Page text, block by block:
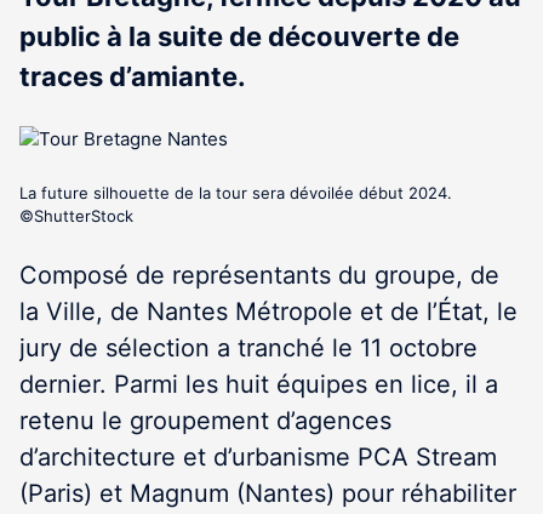
public à la suite de découverte de
traces d’amiante.
La future silhouette de la tour sera dévoilée début 2024.
©ShutterStock
Composé de représentants du groupe, de
la Ville, de Nantes Métropole et de l’État, le
jury de sélection a tranché le 11 octobre
dernier. Parmi les huit équipes en lice, il a
retenu le groupement d’agences
d’architecture et d’urbanisme PCA Stream
(Paris) et Magnum (Nantes) pour réhabiliter